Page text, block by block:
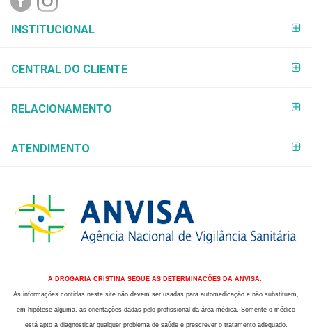
PAGAMENTO
INSTITUCIONAL
CENTRAL DO CLIENTE
RELACIONAMENTO
ATENDIMENTO
A DROGARIA CRISTINA SEGUE AS DETERMINAÇÕES DA ANVISA.
As informações contidas neste site não devem ser usadas para automedicação e não substituem,
em hipótese alguma, as orientações dadas pelo profissional da área médica. Somente o médico
está apto a diagnosticar qualquer problema de saúde e prescrever o tratamento adequado.